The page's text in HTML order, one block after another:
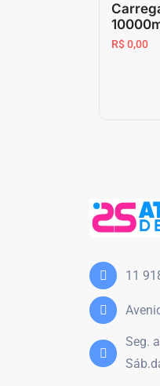
R$ 0,00
11
Seg.